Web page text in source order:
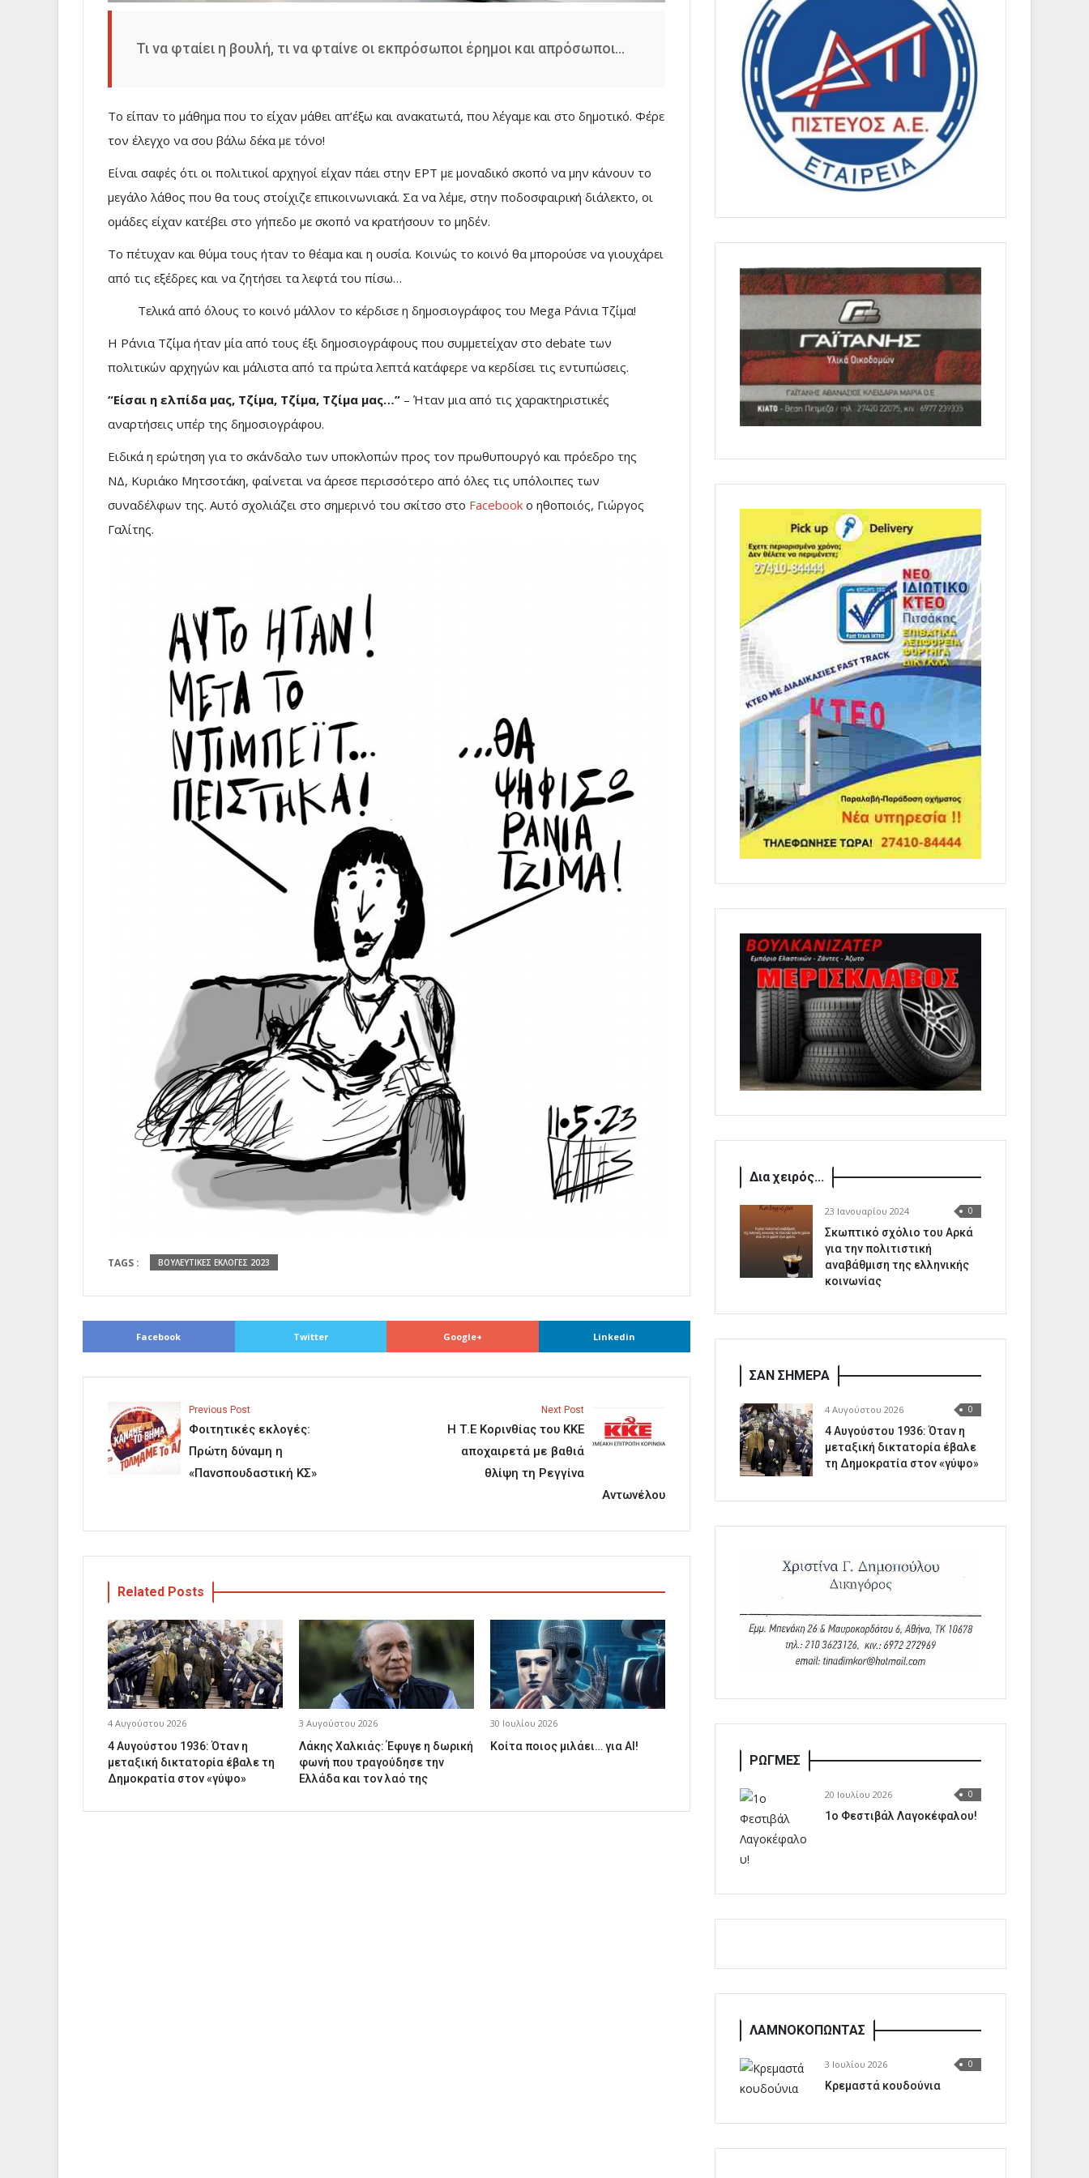
Τι να φταίει η βουλή, τι να φταίνε οι εκπρόσωποι έρημοι και απρόσωποι…
Το είπαν το μάθημα που το είχαν μάθει απ’έξω και ανακατωτά, που λέγαμε και στο δημοτικό. Φέρε
τον έλεγχο να σου βάλω δέκα με τόνο!
Είναι σαφές ότι οι πολιτικοί αρχηγοί είχαν πάει στην ΕΡΤ με μοναδικό σκοπό να μην κάνουν το
μεγάλο λάθος που θα τους στοίχιζε επικοινωνιακά. Σα να λέμε, στην ποδοσφαιρική διάλεκτο, οι
ομάδες είχαν κατέβει στο γήπεδο με σκοπό να κρατήσουν το μηδέν.
Το πέτυχαν και θύμα τους ήταν το θέαμα και η ουσία. Κοινώς το κοινό θα μπορούσε να γιουχάρει
από τις εξέδρες και να ζητήσει τα λεφτά του πίσω…
Τελικά από όλους το κοινό μάλλον το κέρδισε η δημοσιογράφος του Mega Ράνια Τζίμα!
Η Ράνια Τζίμα ήταν μία από τους έξι δημοσιογράφους που συμμετείχαν στο debate των
πολιτικών αρχηγών και μάλιστα από τα πρώτα λεπτά κατάφερε να κερδίσει τις εντυπώσεις.
“Είσαι η ελπίδα μας, Τζίμα, Τζίμα, Τζίμα μας…” – Ήταν μια από τις χαρακτηριστικές
αναρτήσεις υπέρ της δημοσιογράφου.
Ειδικά η ερώτηση για το σκάνδαλο των υποκλοπών προς τον πρωθυπουργό και πρόεδρο της
ΝΔ, Κυριάκο Μητσοτάκη, φαίνεται να άρεσε περισσότερο από όλες τις υπόλοιπες των
συναδέλφων της. Αυτό σχολιάζει στο σημερινό του σκίτσο στο Facebook ο ηθοποιός, Γιώργος
Γαλίτης.
TAGS : ΒΟΥΛΕΥΤΙΚΕΣ ΕΚΛΟΓΕΣ 2023
Facebook Twitter Google+ Linkedin
Previous Post
Φοιτητικές εκλογές:
Πρώτη δύναμη η
«Πανσπουδαστική ΚΣ»
Next Post
Η Τ.Ε Κορινθίας του ΚΚΕ
αποχαιρετά με βαθιά
θλίψη τη Ρεγγίνα
Αντωνέλου
Related Posts
4 Αυγούστου 2026
4 Αυγούστου 1936: Όταν η
μεταξική δικτατορία έβαλε τη
Δημοκρατία στον «γύψο»
3 Αυγούστου 2026
Λάκης Χαλκιάς: Έφυγε η δωρική
φωνή που τραγούδησε την
Ελλάδα και τον λαό της
30 Ιουλίου 2026
Κοίτα ποιος μιλάει… για AI!
Δια χειρός...
23 Ιανουαρίου 2024 0
Σκωπτικό σχόλιο του Αρκά
για την πολιτιστική
αναβάθμιση της ελληνικής
κοινωνίας
ΣΑΝ ΣΗΜΕΡΑ
4 Αυγούστου 2026 0
4 Αυγούστου 1936: Όταν η
μεταξική δικτατορία έβαλε
τη Δημοκρατία στον «γύψο»
ΡΩΓΜΕΣ
20 Ιουλίου 2026 0
1o Φεστιβάλ Λαγοκέφαλου!
ΛΑΜΝΟΚΟΠΩΝΤΑΣ
3 Ιουλίου 2026 0
Κρεμαστά κουδούνια